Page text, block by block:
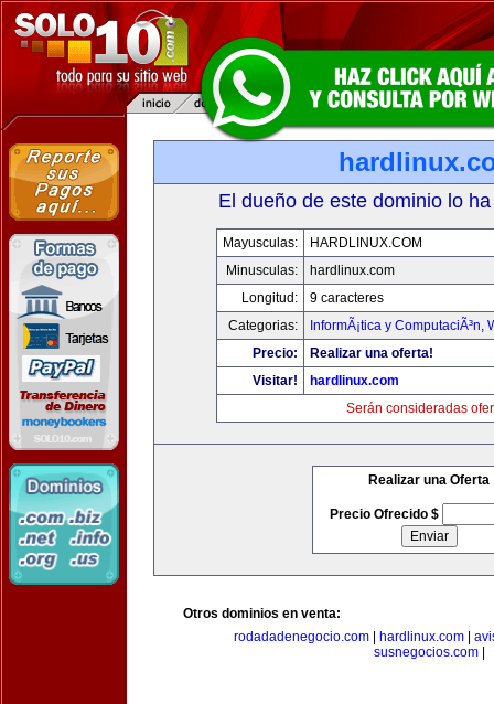
El dueño de este dominio lo
Mayusculas:
HARDLINUX.COM
Minusculas:
hardlinux.com
Longitud:
9 caracteres
Categorias:
InformÃ¡tica y ComputaciÃ³n,
Precio:
Realizar una oferta!
Visitar!
hardlinux.com
Serán consideradas
Realizar una Oferta
Precio Ofrecido $
Otros dominios en venta:
rodadadenegocio.com| hardlinux.com|
susnegocios.com|